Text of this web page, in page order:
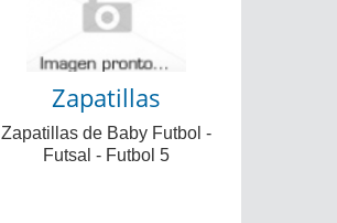
Zapatillas
Zapatillas de Baby Futbol -
Futsal - Futbol 5